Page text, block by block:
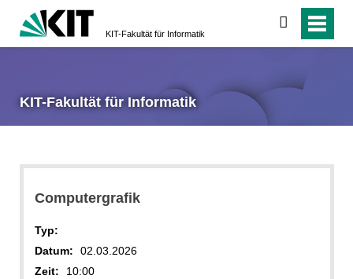
KIT-Fakultät für Informatik
suchen
KIT-Fakultät für Informatik
Computergrafik
Typ:
Datum:
02.03.2026
Zeit:
10:00